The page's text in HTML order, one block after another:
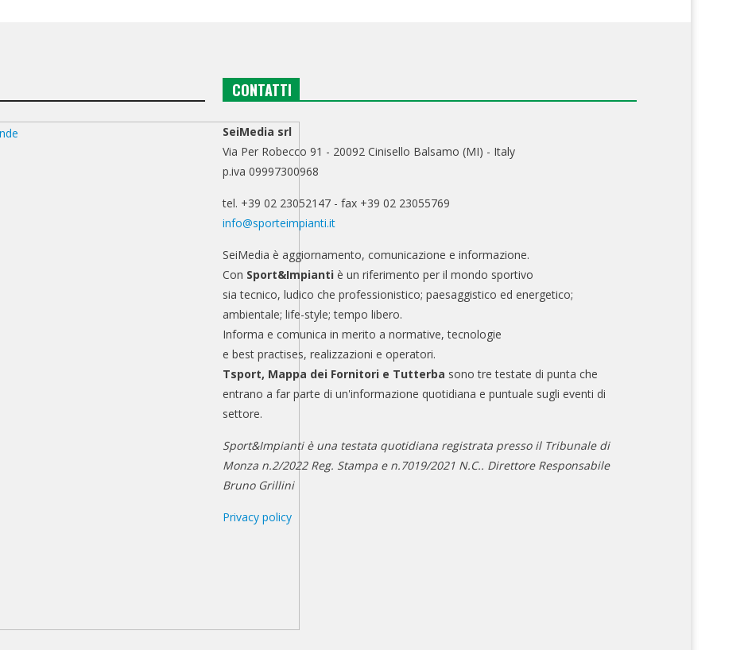
CONTATTI
SeiMedia srl
Via Per Robecco 91 - 20092 Cinisello Balsamo (MI) - Italy
p.iva 09997300968
tel. +39 02 23052147 - fax +39 02 23055769
info@sporteimpianti.it
SeiMedia è aggiornamento, comunicazione e informazione.
Con Sport&Impianti è un riferimento per il mondo sportivo
sia tecnico, ludico che professionistico; paesaggistico ed energetico;
ambientale; life-style; tempo libero.
Informa e comunica in merito a normative, tecnologie
e best practises, realizzazioni e operatori.
Tsport, Mappa dei Fornitori e Tutterba sono tre testate di punta che
entrano a far parte di un'informazione quotidiana e puntuale sugli eventi di
settore.
Sport&Impianti è una testata quotidiana registrata presso il Tribunale di
Monza n.2/2022 Reg. Stampa e n.7019/2021 N.C.. Direttore Responsabile
Bruno Grillini
Privacy policy